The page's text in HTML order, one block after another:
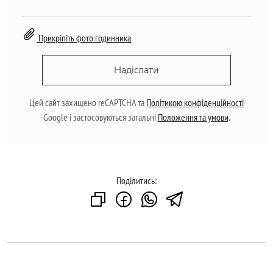
Прикріпіть фото годинника
Надіслати
Цей сайт захищено reCAPTCHA та Політикою конфіденційності
Google і застосовуються загальні Положення та умови.
Поділитись: